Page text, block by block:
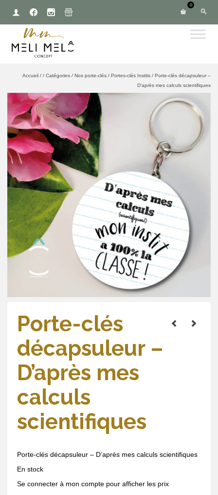
0
Accueil / / Catégories / Nos porte-clés / Portes-clés Instits / Porte-clés décapsuleur –
D’après mes calculs scientifiques
Porte-clés
décapsuleur –
D’après mes
calculs
scientifiques
Porte-clés décapsuleur – D’après mes calculs scientifiques
En stock
Se connecter à mon compte pour afficher les prix